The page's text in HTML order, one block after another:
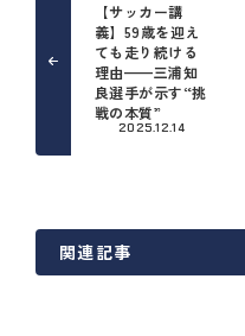
【サッカー講
義】59歳を迎え
ても走り続ける
理由——三浦知
良選手が示す“挑
戦の本質”
2025.12.14
関連記事